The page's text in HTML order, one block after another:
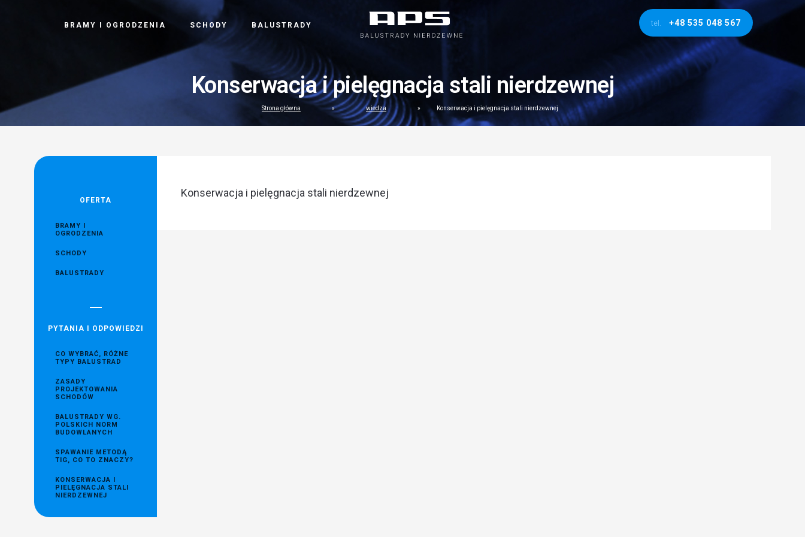
BRAMY I OGRODZENIA SCHODY BALUSTRADY tel. +48 535 048 567
Konserwacja i pielęgnacja stali nierdzewnej
Strona główna » wiedza » Konserwacja i pielęgnacja stali nierdzewnej
OFERTA
BRAMY I
OGRODZENIA
SCHODY
BALUSTRADY
PYTANIA I ODPOWIEDZI
CO WYBRAĆ, RÓŻNE
TYPY BALUSTRAD
ZASADY
PROJEKTOWANIA
SCHODÓW
BALUSTRADY WG.
POLSKICH NORM
BUDOWLANYCH
SPAWANIE METODĄ
TIG, CO TO ZNACZY?
KONSERWACJA I
PIELĘGNACJA STALI
NIERDZEWNEJ
Konserwacja i pielęgnacja stali nierdzewnej